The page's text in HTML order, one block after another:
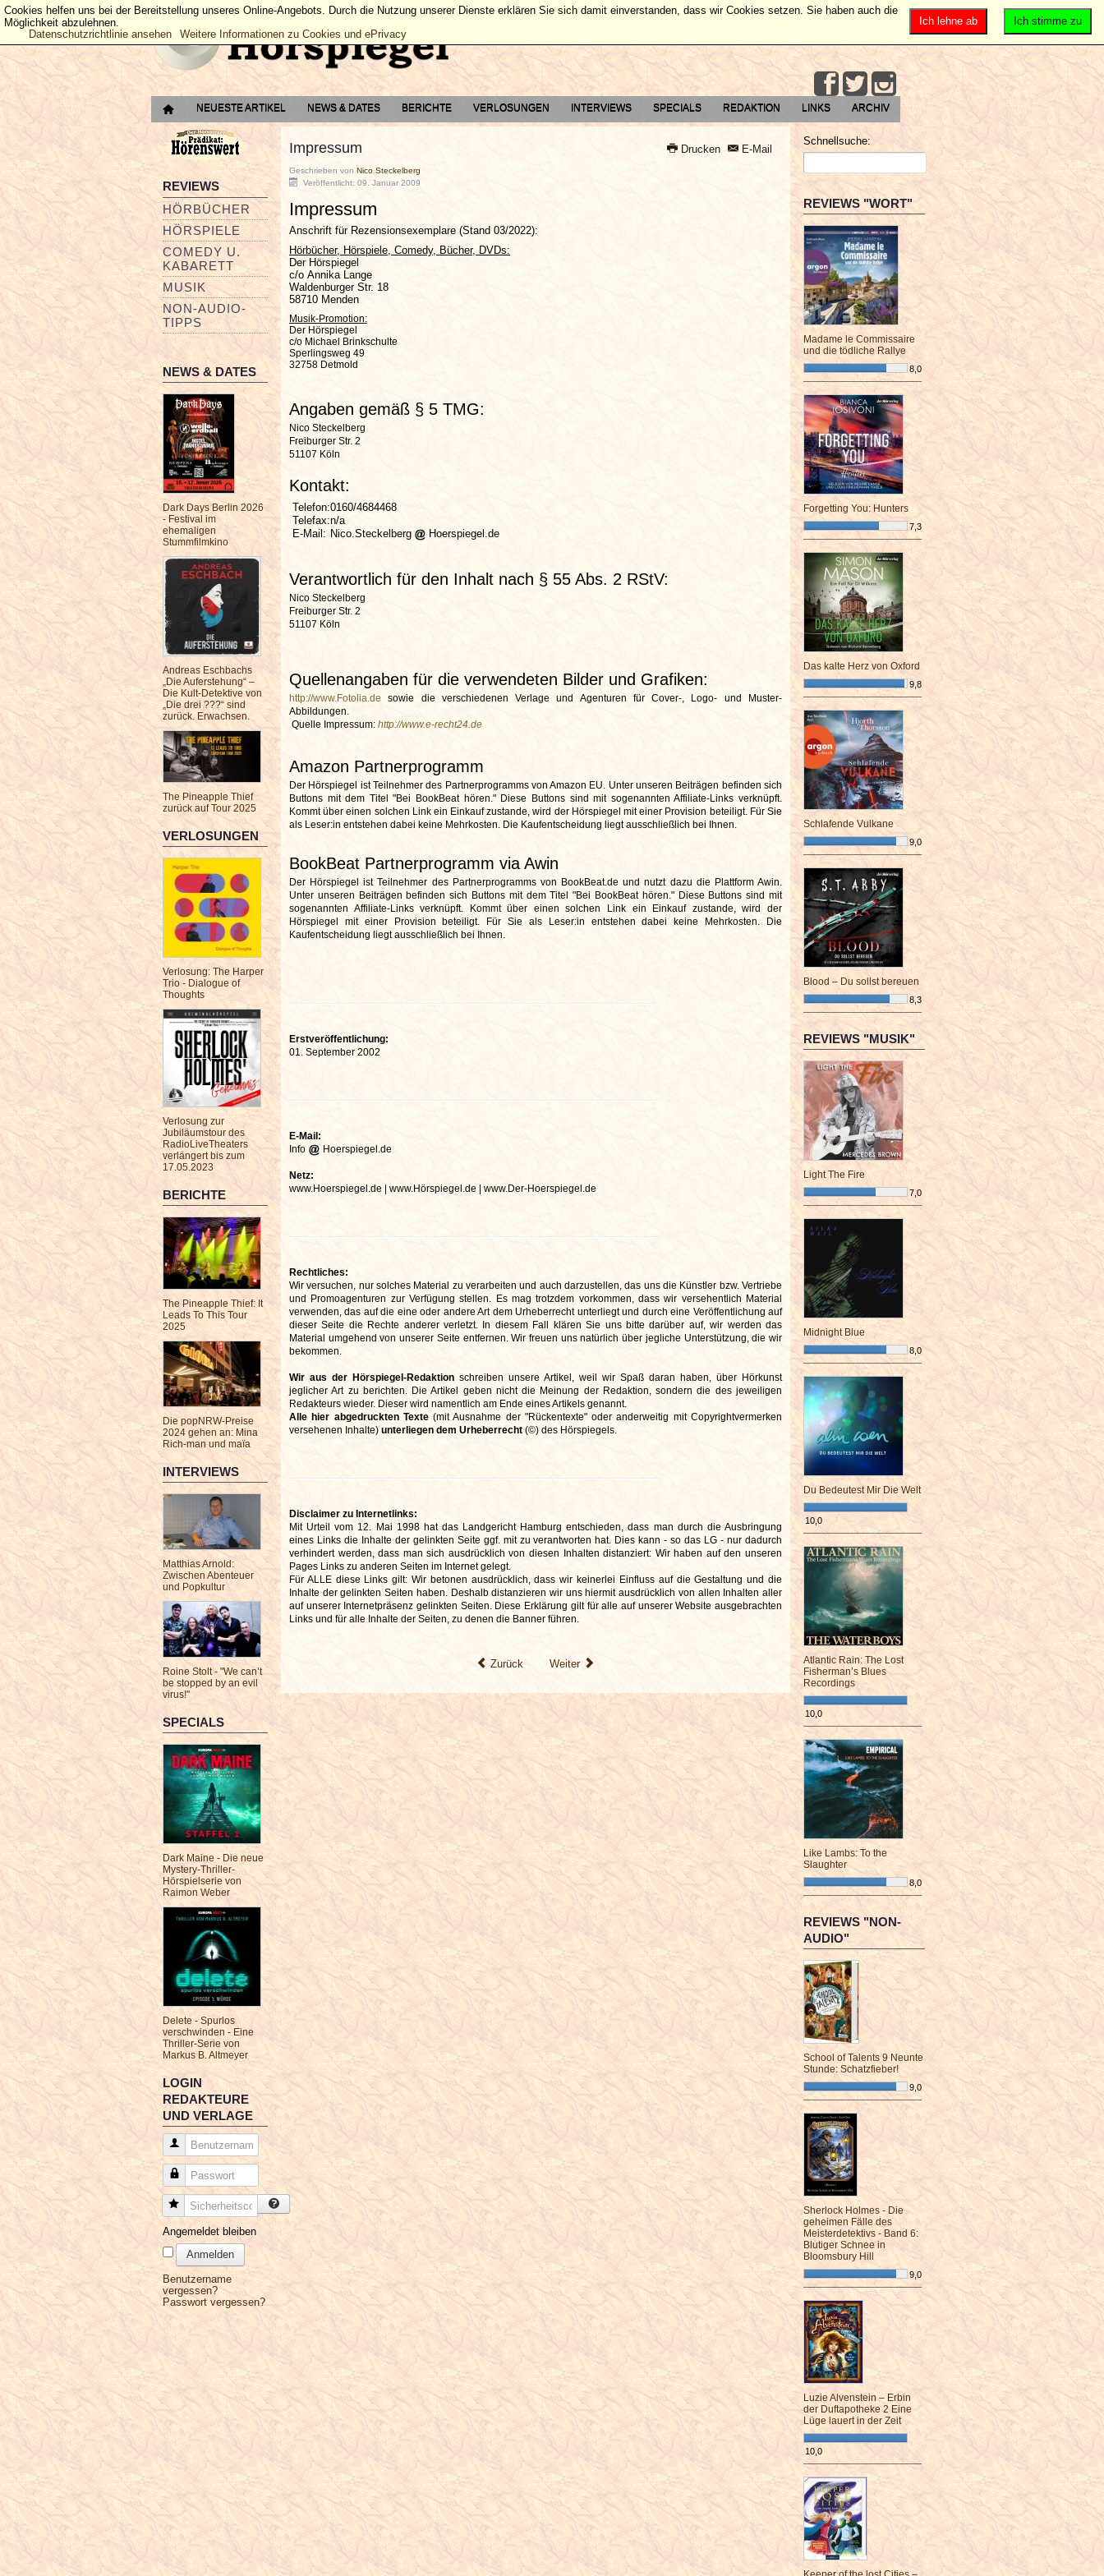
NEUESTE ARTIKEL NEWS & DATES BERICHTE VERLOSUNGEN INTERVIEWS SPECIALS REDAKTION LINKS ARCHIV
REVIEWS
HÖRBÜCHER
HÖRSPIELE
COMEDY U.
KABARETT
MUSIK
NON-AUDIO-
TIPPS
NEWS & DATES
Dark Days Berlin 2026
- Festival im
ehemaligen
Stummfilmkino
Andreas Eschbachs
„Die Auferstehung“ –
Die Kult-Detektive von
„Die drei ???“ sind
zurück. Erwachsen.
The Pineapple Thief
zurück auf Tour 2025
VERLOSUNGEN
Verlosung: The Harper
Trio - Dialogue of
Thoughts
Verlosung zur
Jubiläumstour des
RadioLiveTheaters
verlängert bis zum
17.05.2023
BERICHTE
The Pineapple Thief: It
Leads To This Tour
2025
Die popNRW-Preise
2024 gehen an: Mina
Rich-man und maïa
INTERVIEWS
Matthias Arnold:
Zwischen Abenteuer
und Popkultur
Roine Stolt - "We can’t
be stopped by an evil
virus!"
SPECIALS
Dark Maine - Die neue
Mystery-Thriller-
Hörspielserie von
Raimon Weber
Delete - Spurlos
verschwinden - Eine
Thriller-Serie von
Markus B. Altmeyer
LOGIN
REDAKTEURE
UND VERLAGE
Benutzername
Passwort
Sicherheitscode
Angemeldet bleiben
Anmelden
Benutzername
vergessen?
Passwort vergessen?
Drucken E-Mail
Impressum
Geschrieben von Nico Steckelberg
Veröffentlicht: 09. Januar 2009
Impressum
Anschrift für Rezensionsexemplare (Stand 03/2022):
Hörbücher, Hörspiele, Comedy, Bücher, DVDs:
Der Hörspiegel
c/o Annika Lange
Waldenburger Str. 18
58710 Menden
Musik-Promotion:
Der Hörspiegel
c/o Michael Brinkschulte
Sperlingsweg 49
32758 Detmold
Angaben gemäß § 5 TMG:
Nico Steckelberg
Freiburger Str. 2
51107 Köln
Kontakt:
Telefon:0160/4684468
Telefax:n/a
E-Mail: Nico.Steckelberg Hoerspiegel.de
Verantwortlich für den Inhalt nach § 55 Abs. 2 RStV:
Nico Steckelberg
Freiburger Str. 2
51107 Köln
Quellenangaben für die verwendeten Bilder und Grafiken:
http://www.Fotolia.de sowie die verschiedenen Verlage und Agenturen für Cover-, Logo- und Muster-
Abbildungen.
Quelle Impressum: http://www.e-recht24.de
Amazon Partnerprogramm
Der Hörspiegel ist Teilnehmer des Partnerprogramms von Amazon EU. Unter unseren Beiträgen befinden sich
Buttons mit dem Titel "Bei BookBeat hören." Diese Buttons sind mit sogenannten Affiliate-Links verknüpft.
Kommt über einen solchen Link ein Einkauf zustande, wird der Hörspiegel mit einer Provision beteiligt. Für Sie
als Leser:in entstehen dabei keine Mehrkosten. Die Kaufentscheidung liegt ausschließlich bei Ihnen.
BookBeat Partnerprogramm via Awin
Der Hörspiegel ist Teilnehmer des Partnerprogramms von BookBeat.de und nutzt dazu die Plattform Awin.
Unter unseren Beiträgen befinden sich Buttons mit dem Titel "Bei BookBeat hören." Diese Buttons sind mit
sogenannten Affiliate-Links verknüpft. Kommt über einen solchen Link ein Einkauf zustande, wird der
Hörspiegel mit einer Provision beteiligt. Für Sie als Leser:in entstehen dabei keine Mehrkosten. Die
Kaufentscheidung liegt ausschließlich bei Ihnen.
Erstveröffentlichung:
01. September 2002
E-Mail:
Info
Hoerspiegel.de
Netz:
www.Hoerspiegel.de | www.Hörspiegel.de | www.Der-Hoerspiegel.de
Rechtliches:
Wir versuchen, nur solches Material zu verarbeiten und auch darzustellen, das uns die Künstler bzw. Vertriebe
und Promoagenturen zur Verfügung stellen. Es mag trotzdem vorkommen, dass wir versehentlich Material
verwenden, das auf die eine oder andere Art dem Urheberrecht unterliegt und durch eine Veröffentlichung auf
dieser Seite die Rechte anderer verletzt. In diesem Fall klären Sie uns bitte darüber auf, wir werden das
Material umgehend von unserer Seite entfernen. Wir freuen uns natürlich über jegliche Unterstützung, die wir
bekommen.
Wir aus der Hörspiegel-Redaktion schreiben unsere Artikel, weil wir Spaß daran haben, über Hörkunst
jeglicher Art zu berichten. Die Artikel geben nicht die Meinung der Redaktion, sondern die des jeweiligen
Redakteurs wieder. Dieser wird namentlich am Ende eines Artikels genannt.
Alle hier abgedruckten Texte(mit Ausnahme der "Rückentexte" oder anderweitig mit Copyrightvermerken
versehenen Inhalte) unterliegen dem Urheberrecht (©) des Hörspiegels.
Disclaimer zu Internetlinks:
Mit Urteil vom 12. Mai 1998 hat das Landgericht Hamburg entschieden, dass man durch die Ausbringung
eines Links die Inhalte der gelinkten Seite ggf. mit zu verantworten hat. Dies kann - so das LG - nur dadurch
verhindert werden, dass man sich ausdrücklich von diesen Inhalten distanziert: Wir haben auf den unseren
Pages Links zu anderen Seiten im Internet gelegt.
Für ALLE diese Links gilt: Wir betonen ausdrücklich, dass wir keinerlei Einfluss auf die Gestaltung und die
Inhalte der gelinkten Seiten haben. Deshalb distanzieren wir uns hiermit ausdrücklich von allen Inhalten aller
auf unserer Internetpräsenz gelinkten Seiten. Diese Erklärung gilt für alle auf unserer Website ausgebrachten
Links und für alle Inhalte der Seiten, zu denen die Banner führen.
Zurück Weiter
Schnellsuche:
REVIEWS "WORT"
Madame le Commissaire
und die tödliche Rallye
8,0
¯¯¯¯¯¯¯¯¯¯¯¯¯¯¯¯¯¯¯¯¯¯¯¯
Forgetting You: Hunters
7,3
¯¯¯¯¯¯¯¯¯¯¯¯¯¯¯¯¯¯¯¯¯¯¯¯
Das kalte Herz von Oxford
9,8
¯¯¯¯¯¯¯¯¯¯¯¯¯¯¯¯¯¯¯¯¯¯¯¯
Schlafende Vulkane
9,0
¯¯¯¯¯¯¯¯¯¯¯¯¯¯¯¯¯¯¯¯¯¯¯¯
Blood – Du sollst bereuen
8,3
¯¯¯¯¯¯¯¯¯¯¯¯¯¯¯¯¯¯¯¯¯¯¯¯
REVIEWS "MUSIK"
Light The Fire
7,0
¯¯¯¯¯¯¯¯¯¯¯¯¯¯¯¯¯¯¯¯¯¯¯¯
Midnight Blue
8,0
¯¯¯¯¯¯¯¯¯¯¯¯¯¯¯¯¯¯¯¯¯¯¯¯
Du Bedeutest Mir Die Welt
10,0
¯¯¯¯¯¯¯¯¯¯¯¯¯¯¯¯¯¯¯¯¯¯¯¯
Atlantic Rain: The Lost
Fisherman’s Blues
Recordings
10,0
¯¯¯¯¯¯¯¯¯¯¯¯¯¯¯¯¯¯¯¯¯¯¯¯
Like Lambs: To the
Slaughter
8,0
¯¯¯¯¯¯¯¯¯¯¯¯¯¯¯¯¯¯¯¯¯¯¯¯
REVIEWS "NON-
AUDIO"
School of Talents 9 Neunte
Stunde: Schatzfieber!
9,0
¯¯¯¯¯¯¯¯¯¯¯¯¯¯¯¯¯¯¯¯¯¯¯¯
Sherlock Holmes - Die
geheimen Fälle des
Meisterdetektivs - Band 6:
Blutiger Schnee in
Bloomsbury Hill
9,0
¯¯¯¯¯¯¯¯¯¯¯¯¯¯¯¯¯¯¯¯¯¯¯¯
Luzie Alvenstein – Erbin
der Duftapotheke 2 Eine
Lüge lauert in der Zeit
10,0
¯¯¯¯¯¯¯¯¯¯¯¯¯¯¯¯¯¯¯¯¯¯¯¯
Ich stimme zu
Ich lehne ab
Cookies helfen uns bei der Bereitstellung unseres Online-Angebots. Durch die Nutzung unserer Dienste erklären Sie sich damit einverstanden, dass wir Cookies setzen. Sie haben auch die
Möglichkeit abzulehnen.
Datenschutzrichtlinie ansehen
Weitere Informationen zu Cookies und ePrivacy